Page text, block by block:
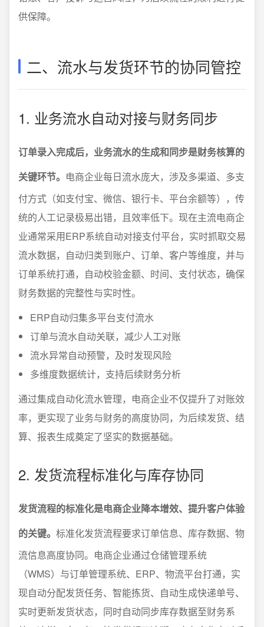
供保障。
二、流水与发货环节的协同管控
1. 业务流水自动对接与财务同步
订单录入完成后，业务流水的生成和同步是财务核算的
关键环节。 电商企业每日流水庞大，涉及多渠道、多支
付方式（如支付宝、微信、银行卡、平台余额等），传
统的人工记录极易出错，且效率低下。现在主流电商企
业通常采用ERP系统自动对接支付平台，实时抓取交易
流水数据，自动归类到账户、订单、客户等维度，并与
订单系统打通，自动校验金额、时间、支付状态，确保
财务数据的完整性与实时性。
ERP自动归集多平台支付流水
订单与流水自动关联，减少人工对账
流水异常自动预警，及时发现风险
多维度数据统计，支持后续财务分析
通过集成自动化流水管理，电商企业不仅提升了对账效
率，更实现了业务与财务的高度协同，为后续发货、结
算、报表生成奠定了坚实的数据基础。
2. 发货流程标准化与库存协同
发货流程的标准化是电商企业降本增效、提升客户体验
的关键。 标准化发货流程要求订单信息、库存数据、物
流信息高度协同。电商企业通过仓储管理系统
（WMS）与订单管理系统、ERP、物流平台打通，实
现自动分配发货任务、智能拣货、自动生成快递单号、
实时更新发货状态，同时自动同步库存数据至财务系